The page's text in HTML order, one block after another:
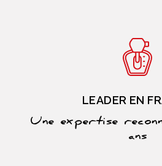
LEADER EN
Une expertise
ans